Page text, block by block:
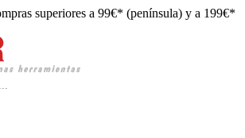
superiores a 99€* (península) y a 199€*